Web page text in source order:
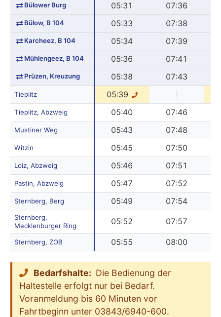
Bülower Burg 05:31 07:36
Bülow, B 104 05:33 07:38
Karcheez, B 104 05:34 07:39
Mühlengeez, B 104 05:36 07:41
Prüzen, Kreuzung 05:38 07:43
Tieplitz 05:39
Tieplitz, Abzweig 05:40 07:46
Mustiner Weg 05:43 07:48
Witzin 05:45 07:50
Loiz, Abzweig 05:46 07:51
Pastin, Abzweig 05:47 07:52
Sternberg, Berg 05:49 07:54
Sternberg,
Mecklenburger Ring
05:52 07:57
Sternberg, ZOB 05:55 08:00
Bedarfshalte: Die Bedienung der
Haltestelle erfolgt nur bei Bedarf.
Voranmeldung bis 60 Minuten vor
Fahrtbeginn unter 03843/6940-600.